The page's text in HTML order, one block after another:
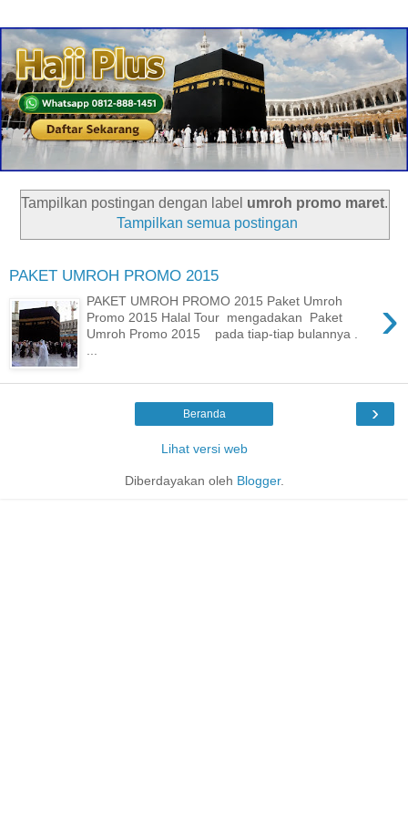
Tampilkan postingan dengan label umroh promo maret.
Tampilkan semua postingan
PAKET UMROH PROMO 2015
›
PAKET UMROH PROMO 2015 Paket Umroh
Promo 2015 Halal Tour mengadakan Paket
Umroh Promo 2015 pada tiap-tiap bulannya .
...
›
Beranda
Lihat versi web
Diberdayakan oleh Blogger.